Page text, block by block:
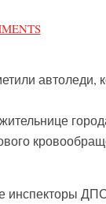
автоледи,
инспекторы